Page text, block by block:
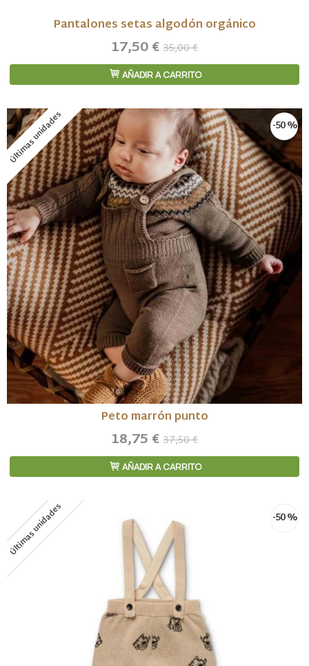
Pantalones setas algodón orgánico
17,50 € 35,00 €
AÑADIR A CARRITO
Últimas unidades -50 %
Peto marrón punto
18,75 € 37,50 €
AÑADIR A CARRITO
Últimas unidades -50 %